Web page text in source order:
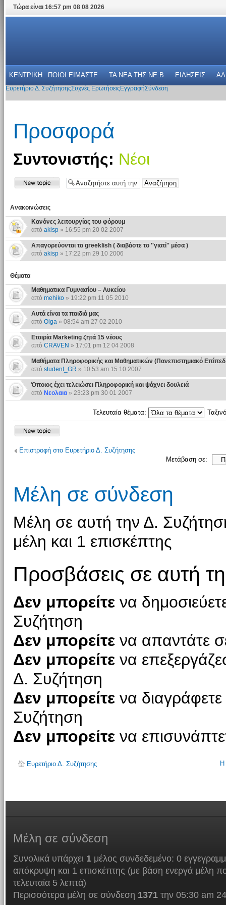
Τώρα είναι 16:57 pm 08 08 2026
ΚΕΝΤΡΙΚΗ ΠΟΙΟΙ ΕΙΜΑΣΤΕ ΤΑ ΝΕΑ THΣ NE.B ΕΙΔΗΣΕΙΣ
Ευρετήριο Δ. ΣυζήτησηςΣυχνές Ερωτήσεις ΕγγραφήΣύνδεση
Προσφορά
Συντονιστής: Νέοι
Ανακοινώσεις
Κανόνες λειτουργίας του φόρουμ
από akisp» 16:55 pm 20 02 2007
Απαγορεύονται τα greeklish ( διαβάστε το ''γιατί'' μέσα )
από akisp» 17:22 pm 29 10 2006
Θέματα
Μαθηματικα Γυμνασίου – Λυκείου
από mehiko» 19:22 pm 11 05 2010
Αυτά είναι τα παιδιά μας
από Olga» 08:54 am 27 02 2010
Εταιρία Marketing ζητά 15 νέους
από CRAVEN » 17:01 pm 12 04 2008
Μαθήματα Πληροφορικής και Μαθηματικών (Πανεπιστημιακό Επίπεδ
από student_GR » 10:53 am 15 10 2007
Όποιος έχει τελειώσει Πληροφορική και ψάχνει δουλειά
από Νεολαια» 23:23 pm 30 01 2007
Τελευταία θέματα:
Επιστροφή στο Ευρετήριο Δ. Συζήτησης
Μετάβαση σε:
Μέλη σε σύνδεση
Μέλη σε αυτή την Δ.
μέλη και 1 επισκέπτης
Προσβάσεις σε αυτή
Δεν μπορείτενα
Συζήτηση
Δεν μπορείτενα απαντάτε
Δεν μπορείτενα
Δ. Συζήτηση
Δεν μπορείτενα διαγράφετε
Συζήτηση
Δεν μπορείτενα
Ευρετήριο Δ. Συζήτησης Η
Μέλη σε σύνδεση
Συνολικά υπάρχει 1μέλος συνδεδεμένο: 0
απόκρυψη και 1 επισκέπτης (με βάση ενεργά μέλη
τελευταία 5 λεπτά)
Περισσότερα μέλη σε σύνδεση 1371την 05:30 am